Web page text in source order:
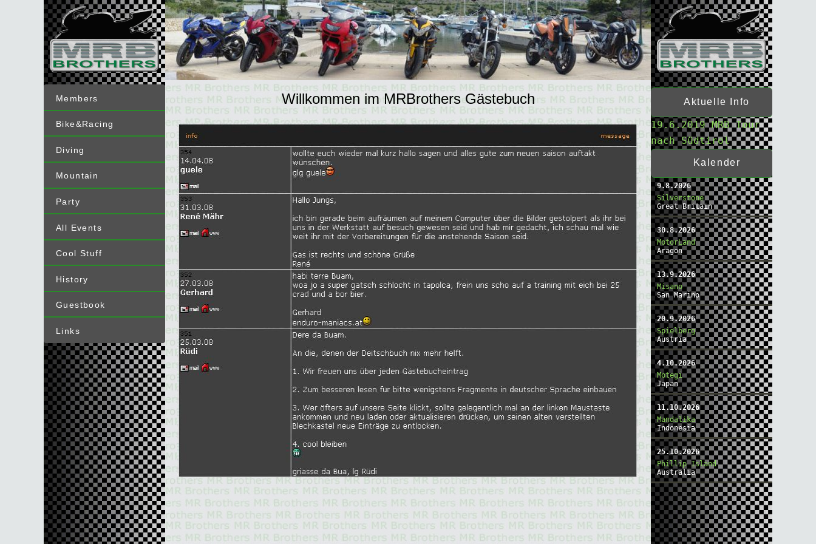
Members
Bike&Racing
Diving
Mountain
Party
All Events
Cool Stuff
History
Guestbook
Links
Aktuelle Info
19.6.2019 MRB Tour
nach Südtirol
Kalender
9.8.2026
Silverstone
Great Britain
30.8.2026
MotorLand
Aragon
13.9.2026
Misano
San Marino
20.9.2026
Spielberg
Austria
4.10.2026
Motegi
Japan
11.10.2026
Mandalika
Indonesia
25.10.2026
Phillip Island
Australia
Willkommen im MRBrothers Gästebuch